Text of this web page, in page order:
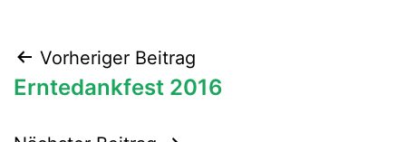
Beitragsnavigation
Vorheriger Beitrag
Erntedankfest 2016